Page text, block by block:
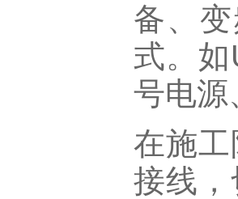
备、
式。
号电源
在施
接线